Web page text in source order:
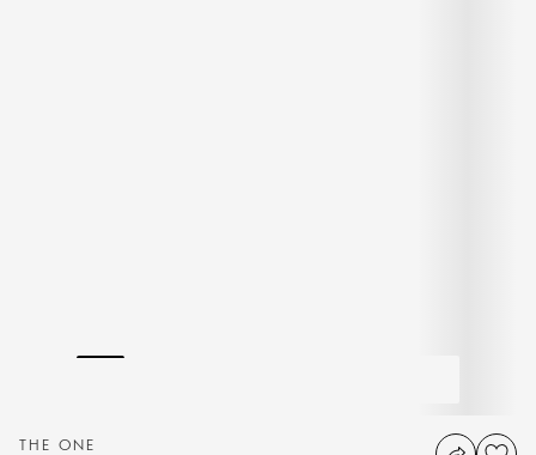
THE ONE